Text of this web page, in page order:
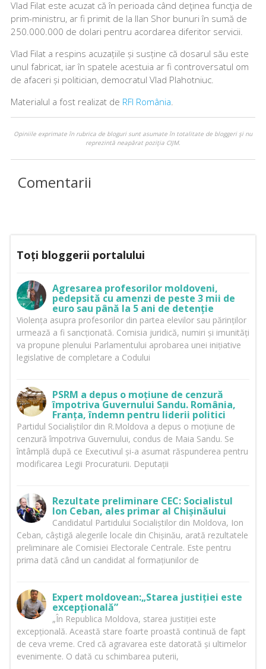
Vlad Filat este acuzat că în perioada când deţinea funcţia de
prim-ministru, ar fi primit de la Ilan Shor bunuri în sumă de
250.000.000 de dolari pentru acordarea diferitor servicii.
Vlad Filat a respins acuzațiile și susține că dosarul său este
unul fabricat, iar în spatele acestuia ar fi controversatul om
de afaceri și politician, democratul Vlad Plahotniuc.
Materialul a fost realizat de RFI România
Opiniile exprimate în rubrica de bloguri sunt asumate în totalitate de bloggeri şi nu
reprezintă neapărat poziţia CIJM.
Comentarii
Toți bloggerii portalului
Agresarea profesorilor moldoveni,
pedepsită cu amenzi de peste 3 mii de
euro sau până la 5 ani de detenție
Violența asupra profesorilor din partea elevilor sau părinților
urmează a fi sancționată. Comisia juridică, numiri și imunități
va propune plenului Parlamentului aprobarea unei inițiative
legislative de completare a Codului
PSRM a depus o moțiune de cenzură
împotriva Guvernului Sandu. România,
Franța, îndemn pentru liderii politici
Partidul Socialiștilor din R.Moldova a depus o moțiune de
cenzură împotriva Guvernului, condus de Maia Sandu. Se
întâmplă după ce Executivul și-a asumat răspunderea pentru
modificarea Legii Procuraturii. Deputații
Rezultate preliminare CEC: Socialistul
Ion Ceban, ales primar al Chișinăului
Candidatul Partidului Socialiștilor din Moldova, Ion
Ceban, câștigă alegerile locale din Chișinău, arată rezultatele
preliminare ale Comisiei Electorale Centrale. Este pentru
prima dată când un candidat al formațiunilor de
Expert moldovean:„Starea justiției este
excepțională”
„În Republica Moldova, starea justiției este
excepțională. Această stare foarte proastă continuă de fapt
de ceva vreme. Cred că agravarea este datorată și ultimelor
evenimente. O dată cu schimbarea puterii,